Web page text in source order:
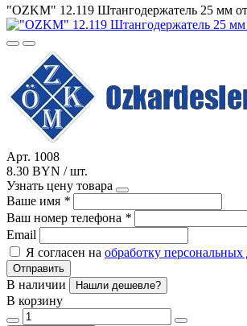
"OZKM" 12.119 Штангодержатель 25 мм
Арт. 1008
8.30 BYN / шт.
Узнать цену товара
Ваше имя *
Ваш номер телефона *
Email
Я согласен на обработку
Отправить
В наличии Нашли дешевле?
В корзину